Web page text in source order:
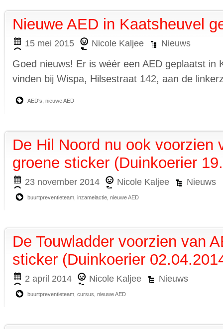
Nieuwe AED in Kaatsheuvel
15 mei 2015 Nicole Kaljee Nieuws
Goed nieuws! Er is wéér een AED geplaatst in
vinden bij Wispa, Hilsestraat 142, aan de
AED's nieuwe AED
De Hil Noord nu ook voorzien
groene sticker (Duinkoerier
23 november 2014 Nicole Kaljee Nieuws
buurtpreventieteam inzamelactie nieuwe AED
De Touwladder voorzien van
sticker (Duinkoerier
2 april 2014 Nicole Kaljee Nieuws
buurtpreventieteam cursus nieuwe AED